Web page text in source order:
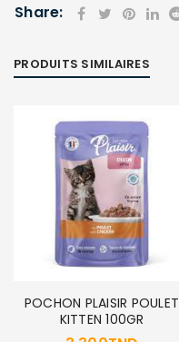
Share:
PRODUITS SIMILAIRES
POCHON PLAISIR POULET
KITTEN 100GR